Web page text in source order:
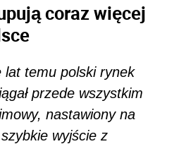
coraz więcej
lat temu polski rynek
przede wszystkim
nastawiony na
wyjście z